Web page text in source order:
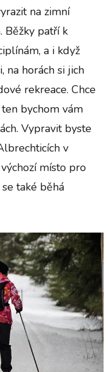
na zimní
Běžky patří k
a i když
na horách si jich
rekreace. Chce
bychom vám
Vypravit byste
v
místo pro
také běhá